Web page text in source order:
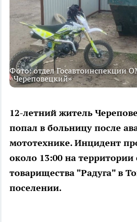
Фото: отдел Госавтоинспекции
«Череповецкий»
12-летний житель
попал в больницу после
мототехнике. Инцидент
около 13:00 на территории
товарищества "Радуга" в
поселении.